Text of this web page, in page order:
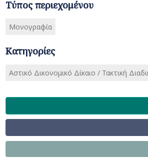
Τύπος περιεχομένου
Μονογραφία
Κατηγορίες
Αστικό Δικονομικό Δίκαιο / Τακτική